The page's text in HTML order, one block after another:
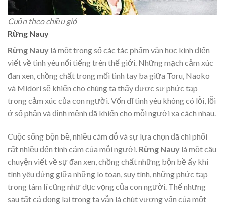
Cuốn theo chiều gió
Rừng Nauy
Rừng Nauy là một trong số các tác phẩm văn học kinh điển
viết về tình yêu nổi tiếng trên thế giới. Những mạch cảm xúc
đan xen, chồng chất trong mối tình tay ba giữa Toru, Naoko
và Midori sẽ khiến cho chúng ta thấy được sự phức tạp
trong cảm xúc của con người. Vốn dĩ tình yêu không có lỗi, lỗi
ở số phận và định mệnh đã khiến cho mỗi người xa cách nhau.
Cuộc sống bộn bề, nhiều cám dỗ và sự lựa chọn đã chi phối
rất nhiều đến tình cảm của mỗi người. Rừng Nauy là một câu
chuyện viết về sự đan xen, chồng chất những bộn bề ấy khi
tình yêu đứng giữa những lo toan, suy tính, những phức tạp
trong tâm lí cũng như dục vọng của con người. Thế nhưng
sau tất cả đọng lại trong ta vẫn là chút vương vấn của một